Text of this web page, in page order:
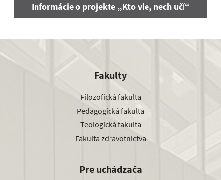
Informácie o projekte „Kto vie, nech učí“
Fakulty
Filozofická fakulta
Pedagogická fakulta
Teologická fakulta
Fakulta zdravotníctva
Pre uchádzača